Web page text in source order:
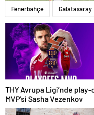
Fenerbahçe Galatasaray
THY Avrupa Ligi’nde
MVP’si Sasha Vezenkov